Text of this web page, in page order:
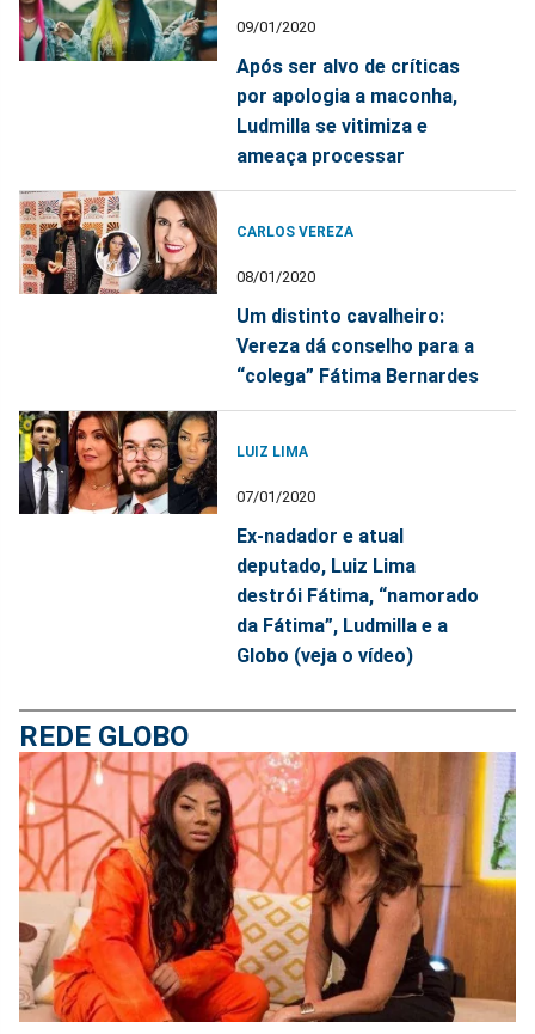
09/01/2020
Após ser alvo de críticas
por apologia a maconha,
Ludmilla se vitimiza e
ameaça processar
CARLOS VEREZA
08/01/2020
Um distinto cavalheiro:
Vereza dá conselho para a
“colega” Fátima Bernardes
LUIZ LIMA
07/01/2020
Ex-nadador e atual
deputado, Luiz Lima
destrói Fátima, “namorado
da Fátima”, Ludmilla e a
Globo (veja o vídeo)
REDE GLOBO